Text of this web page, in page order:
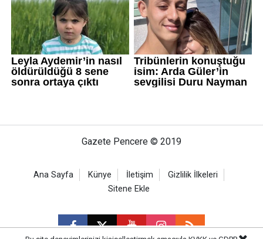
Gazete Pencere © 2019
Ana Sayfa Künye İletişim
Gizlilik İlkeleri
Sitene Ekle